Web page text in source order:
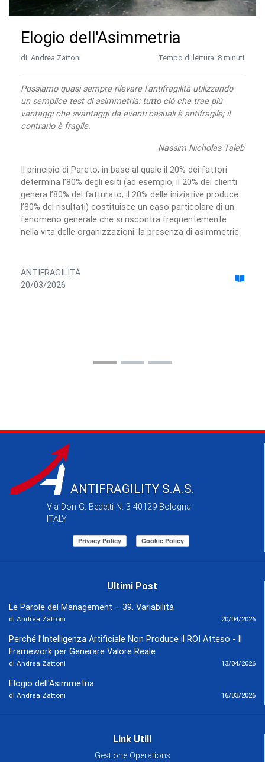
Elogio dell'Asimmetria
di: Andrea Zattoni Tempo di lettura: 8 minuti
Possiamo quasi sempre rilevare l'antifragilità utilizzando
un semplice test di asimmetria: tutto ciò che trae più
vantaggi che svantaggi da eventi casuali è antifragile; il
contrario è fragile.
Nassim Nicholas Taleb
Il principio di Pareto, in base al quale il 20% dei fattori
determina l’80% degli esiti (ad esempio, il 20% dei clienti
genera l’80% del fatturato; il 20% delle iniziative produce
l’80% dei risultati) costituisce un caso particolare di un
fenomeno generale che si riscontra frequentemente
nella vita delle organizzazioni: la presenza di asimmetrie.
ANTIFRAGILITÀ
20/03/2026
ANTIFRAGILITY S.A.S.
Via Don G. Bedetti N. 3 40129 Bologna
ITALY
Ultimi Post
Le Parole del Management – 39. Variabilità
di Andrea Zattoni 20/04/2026
Perché l’Intelligenza Artificiale Non Produce il ROI Atteso - Il
Framework per Generare Valore Reale
di Andrea Zattoni 13/04/2026
Elogio dell'Asimmetria
di Andrea Zattoni 16/03/2026
Link Utili
Gestione Operations